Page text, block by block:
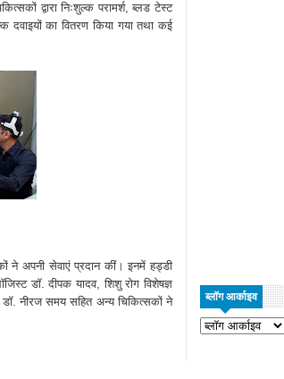
ब्लॉग आर्काइव
द्वारा निःशुल्क परामर्श, ब्लड टेस्ट
का वितरण किया गया तथा कई
ने अपनी सेवाएं प्रदान कीं। इनमें हड्डी
डॉ. दीपक यादव, शिशु रोग विशेषज्ञ
डॉ. नीरज समय सहित अन्य चिकित्सकों ने